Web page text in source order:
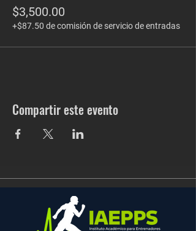
$3,500.00
+$87.50 de comisión de servicio de entradas
Compartir este evento